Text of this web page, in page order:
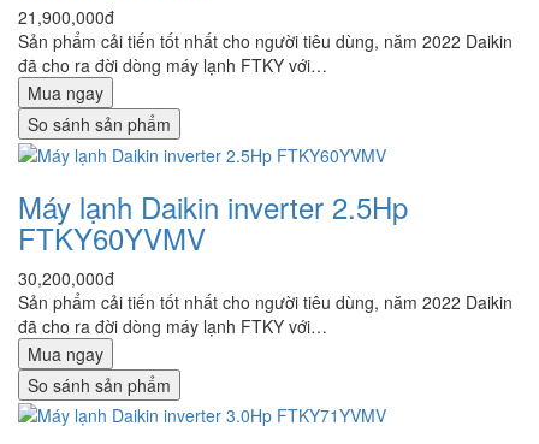
21,900,000đ
Sản phẩm cải tiến tốt nhất cho người tiêu dùng, năm 2022 Daikin
đã cho ra đời dòng máy lạnh FTKY với…
Mua ngay
So sánh sản phẩm
Máy lạnh Daikin inverter 2.5Hp
FTKY60YVMV
30,200,000đ
Sản phẩm cải tiến tốt nhất cho người tiêu dùng, năm 2022 Daikin
đã cho ra đời dòng máy lạnh FTKY với…
Mua ngay
So sánh sản phẩm